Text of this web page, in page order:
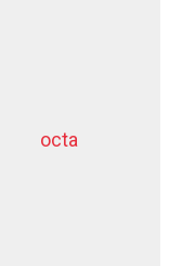
octa
dziļurbums